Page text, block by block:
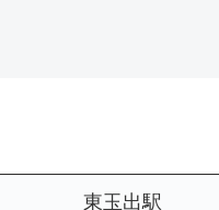
東玉出駅